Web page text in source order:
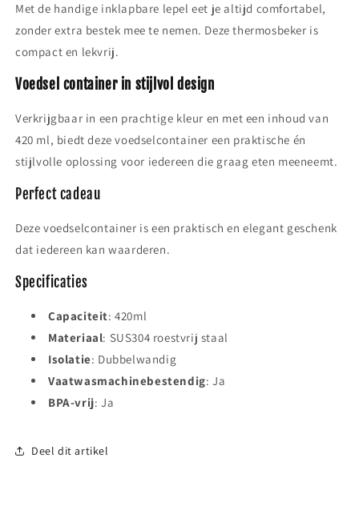
Met de handige inklapbare lepel eet je altijd comfortabel,
zonder extra bestek mee te nemen. Deze thermosbeker is
compact en lekvrij.
Voedsel container in stijlvol design
Verkrijgbaar in een prachtige kleur en met een inhoud van
420 ml, biedt deze voedselcontainer een praktische én
stijlvolle oplossing voor iedereen die graag eten meeneemt.
Perfect cadeau
Deze voedselcontainer is een praktisch en elegant geschenk
dat iedereen kan waarderen.
Specificaties
Capaciteit: 420ml
Materiaal: SUS304 roestvrij staal
Isolatie: Dubbelwandig
Vaatwasmachinebestendig: Ja
BPA-vrij: Ja
Deel dit artikel